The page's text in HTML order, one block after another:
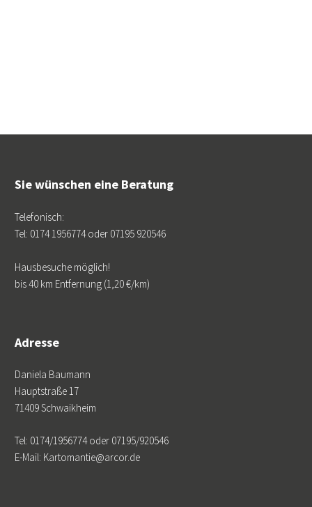
Sie wünschen eine Beratung
Telefonisch:
Tel: 0174 1956774 oder 07195 920546
Hausbesuche möglich!
bis 40 km Entfernung (1,20 €/km)
Adresse
Daniela Baumann
Hauptstraße 17
71409 Schwaikheim
Tel: 0174/1956774 oder 07195/920546
E-Mail: Kartomantie@arcor.de